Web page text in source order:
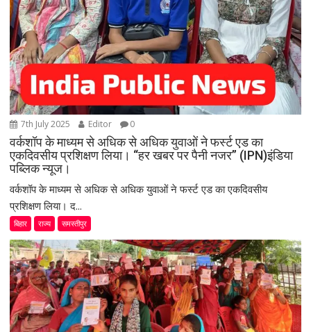
7th July 2025 Editor 0
वर्कशॉप के माध्यम से अधिक से अधिक युवाओं ने फर्स्ट एड का
एकदिवसीय प्रशिक्षण लिया। “हर खबर पर पैनी नजर” (IPN)इंडिया
पब्लिक न्यूज।
वर्कशॉप के माध्यम से अधिक से अधिक युवाओं ने फर्स्ट एड का एकदिवसीय
प्रशिक्षण लिया। द...
बिहार राज्य समस्तीपुर